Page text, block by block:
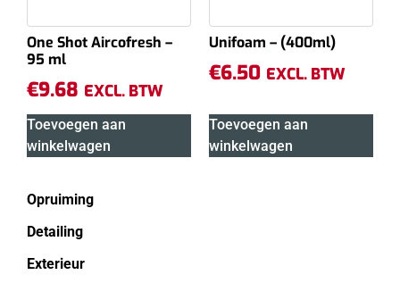
Opruiming
Detailing
Exterieur
One Shot Aircofresh –
95 ml
€9.68 EXCL. BTW
Toevoegen aan
winkelwagen
Unifoam – (400ml)
€6.50 EXCL. BTW
Toevoegen aan
winkelwagen